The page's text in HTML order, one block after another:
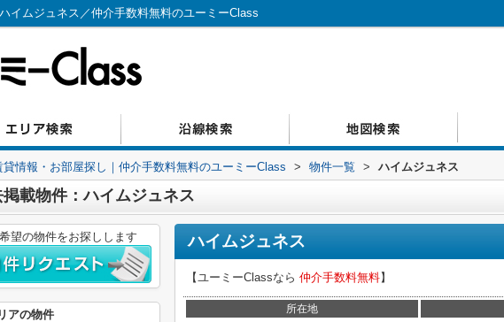
ハイムジュネス／仲介手数料無料のユーミーClass
貸情報・お部屋探し｜仲介手数料無料のユーミーClass > 物件一覧 > ハイムジュネス
載物件：ハイムジュネス
ハイムジュネス
【ユーミーClassなら 仲介手数料無料】
所在地
望の物件をお探しします
アの物件